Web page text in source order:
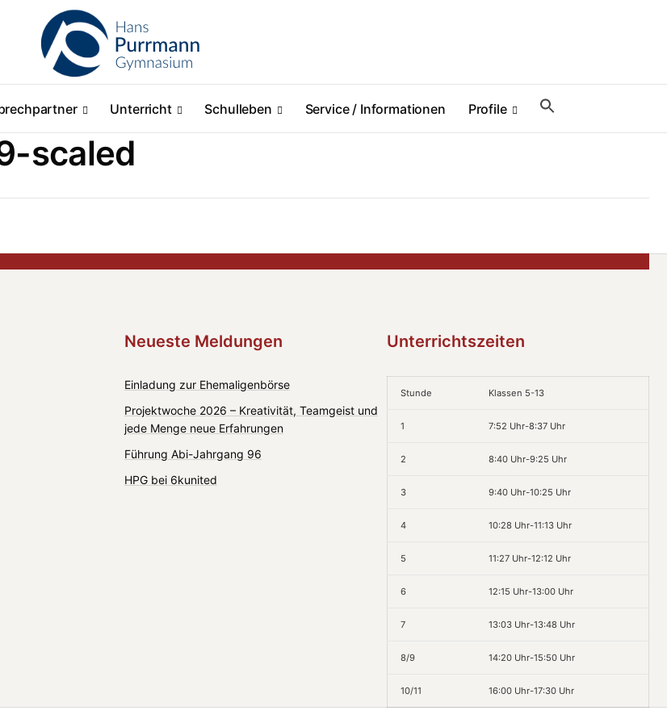
Unterricht Schulleben Service / Informationen Profile
scaled
Neueste Meldungen
Einladung zur Ehemaligenbörse
Projektwoche 2026 – Kreativität, Teamgeist und
jede Menge neue Erfahrungen
Führung Abi-Jahrgang 96
HPG bei 6kunited
Unterrichtszeiten
Stunde Klassen 5-13
1 7:52 Uhr-8:37 Uhr
2 8:40 Uhr-9:25 Uhr
3 9:40 Uhr-10:25 Uhr
4 10:28 Uhr-11:13 Uhr
5 11:27 Uhr-12:12 Uhr
6 12:15 Uhr-13:00 Uhr
7 13:03 Uhr-13:48 Uhr
8/9 14:20 Uhr-15:50 Uhr
10/11 16:00 Uhr-17:30 Uhr